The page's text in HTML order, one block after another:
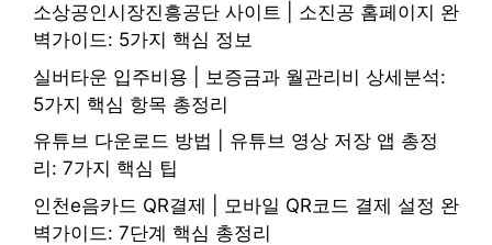
소상공인시장진흥공단 사이트 | 소진공 홈페이지 완
벽가이드: 5가지 핵심 정보
실버타운 입주비용 | 보증금과 월관리비 상세분석:
5가지 핵심 항목 총정리
유튜브 다운로드 방법 | 유튜브 영상 저장 앱 총정
리: 7가지 핵심 팁
인천e음카드 QR결제 | 모바일 QR코드 결제 설정 완
벽가이드: 7단계 핵심 총정리